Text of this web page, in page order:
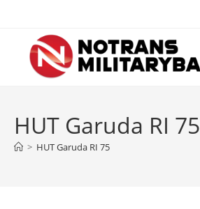
content
HUT Garuda RI 75
> HUT Garuda RI 75